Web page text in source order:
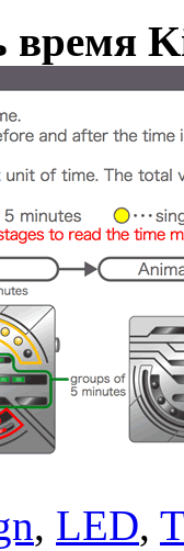
время
, LED,